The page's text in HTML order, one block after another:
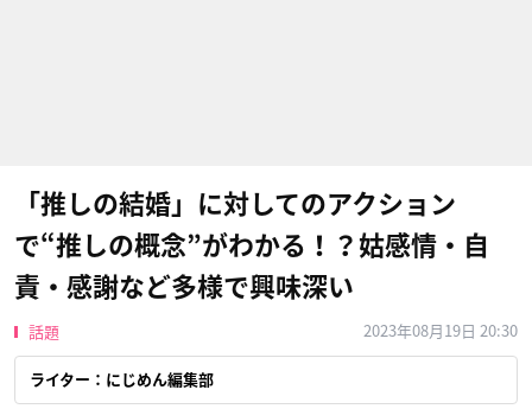
「推しの結婚」に対してのアクション
で“推しの概念”がわかる！？姑感情・自
責・感謝など多様で興味深い
話題 2023年08月19日 20:30
ライター：にじめん編集部